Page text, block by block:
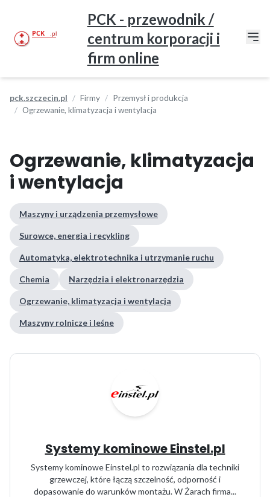
PCK - przewodnik /
centrum korporacji i
firm online
pck.szczecin.pl Firmy
Przemysł i produkcja
Ogrzewanie, klimatyzacja i wentylacja
Ogrzewanie, klimatyzacja
i wentylacja
Maszyny i urządzenia przemysłowe
Surowce, energia i recykling
Automatyka, elektrotechnika i utrzymanie ruchu
Chemia Narzędzia i elektronarzędzia
Ogrzewanie, klimatyzacja i wentylacja
Maszyny rolnicze i leśne
Systemy kominowe Einstel.pl
Systemy kominowe Einstel.pl to rozwiązania dla techniki
grzewczej, które łączą szczelność, odporność i
dopasowanie do warunków montażu. W Żarach firma...